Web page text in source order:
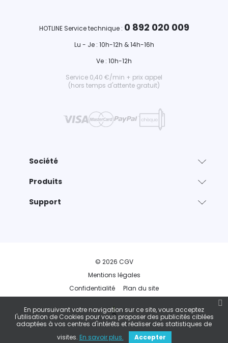
HOTLINE Service technique : 0 892 020 009
Lu - Je : 10h-12h & 14h-16h
Ve : 10h-12h
Service 0,40 €/min + prix appel
(hors temps d'attente gratuit)
Société
Produits
Support
© 2026 CGV
Mentions légales
Confidentialité
Plan du site
En poursuivant votre navigation sur ce site, vous acceptez
l'utilisation de Cookies pour vous proposer des publicités ciblées
adaptées à vos centres d'intérêts et réaliser des statistiques de
visites. En savoir plus. Accepter